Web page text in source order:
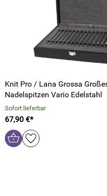
Knit Pro / Lana Grossa Großes Set
Nadelspitzen Vario Edelstahl
Sofort lieferbar
67,90 €*